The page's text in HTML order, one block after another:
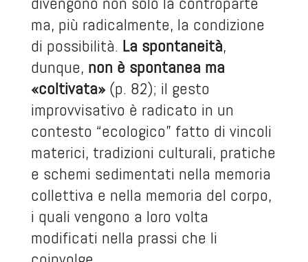
ma, più radicalmente, la condizione
di possibilità. La spontaneità,
dunque, non è spontanea ma
«coltivata»(p. 82); il gesto
improvvisativo è radicato in un
contesto “ecologico” fatto di vincoli
materici, tradizioni culturali, pratiche
e schemi sedimentati nella memoria
collettiva e nella memoria del corpo,
i quali vengono a loro volta
modificati nella prassi che li